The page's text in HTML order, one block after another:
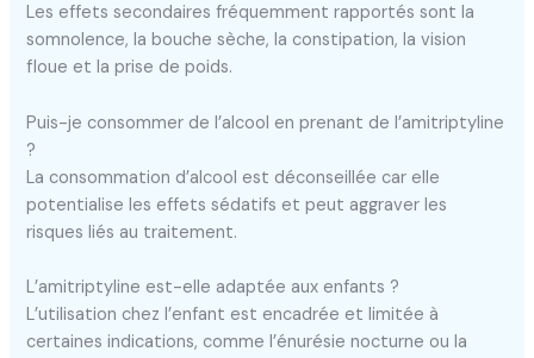
Les effets secondaires fréquemment rapportés sont la
somnolence, la bouche sèche, la constipation, la vision
floue et la prise de poids.
Puis-je consommer de l’alcool en prenant de l’amitriptyline
?
La consommation d’alcool est déconseillée car elle
potentialise les effets sédatifs et peut aggraver les
risques liés au traitement.
L’amitriptyline est-elle adaptée aux enfants ?
L’utilisation chez l’enfant est encadrée et limitée à
certaines indications, comme l’énurésie nocturne ou la